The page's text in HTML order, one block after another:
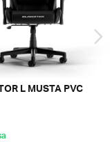
L MUSTA PVC